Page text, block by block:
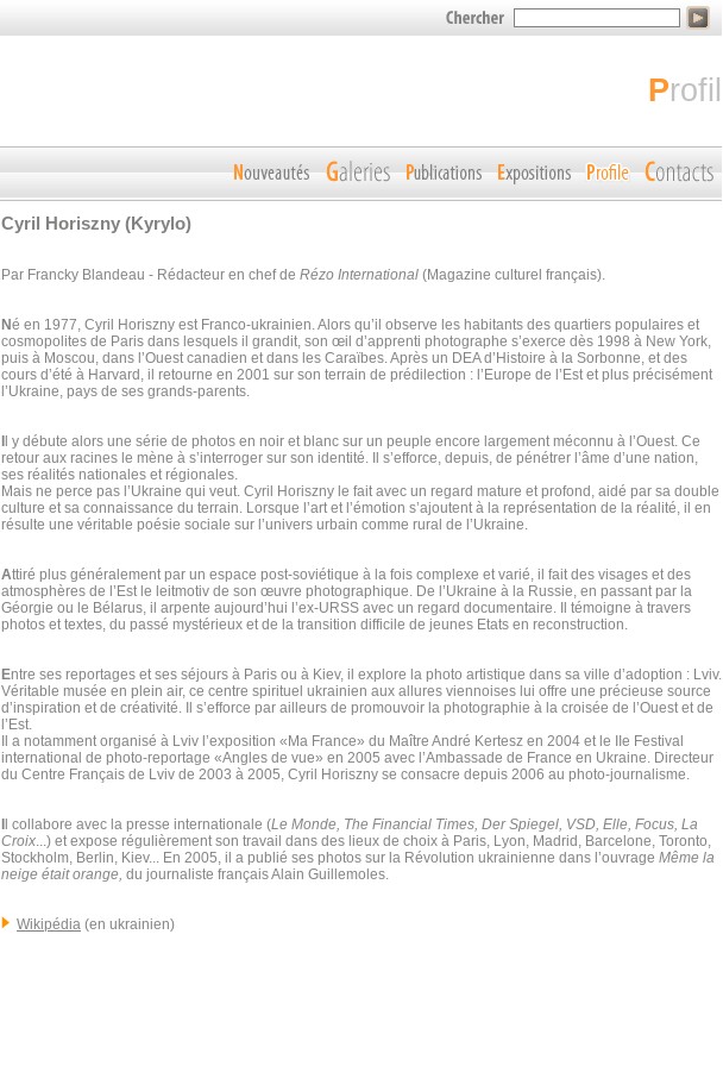
profil
Cyril Horiszny (Kyrylo)
Par Francky Blandeau - Rédacteur en chef de Rézo International (Magazine culturel français).
Né en 1977, Cyril Horiszny est Franco-ukrainien. Alors qu’il observe les habitants des quartiers populaires et
cosmopolites de Paris dans lesquels il grandit, son œil d’apprenti photographe s’exerce dès 1998 à New York,
puis à Moscou, dans l’Ouest canadien et dans les Caraїbes. Après un DEA d’Histoire à la Sorbonne, et des
cours d’été à Harvard, il retourne en 2001 sur son terrain de prédilection : l’Europe de l’Est et plus précisément
l’Ukraine, pays de ses grands-parents.
l y débute alors une série de photos en noir et blanc sur un peuple encore largement méconnu à l’Ouest. Ce
retour aux racines le mène à s’interroger sur son identité. Il s’efforce, depuis, de pénétrer l’âme d’une nation,
ses réalités nationales et régionales.
Mais ne perce pas l’Ukraine qui veut. Cyril Horiszny le fait avec un regard mature et profond, aidé par sa double
culture et sa connaissance du terrain. Lorsque l’art et l’émotion s’ajoutent à la représentation de la réalité, il en
résulte une véritable poésie sociale sur l’univers urbain comme rural de l’Ukraine.
Attiré plus généralement par un espace post-soviétique à la fois complexe et varié, il fait des visages et des
atmosphères de l’Est le leitmotiv de son œuvre photographique. De l’Ukraine à la Russie, en passant par la
Géorgie ou le Bélarus, il arpente aujourd’hui l’ex-URSS avec un regard documentaire. Il témoigne à travers
photos et textes, du passé mystérieux et de la transition difficile de jeunes Etats en reconstruction.
Entre ses reportages et ses séjours à Paris ou à Kiev, il explore la photo artistique dans sa ville d’adoption : Lviv.
Véritable musée en plein air, ce centre spirituel ukrainien aux allures viennoises lui offre une précieuse source
d’inspiration et de créativité. Il s’efforce par ailleurs de promouvoir la photographie à la croisée de l’Ouest et de
l’Est.
Il a notamment organisé à Lviv l’exposition «Ma France» du Maître André Kertesz en 2004 et le IIe Festival
international de photo-reportage «Angles de vue» en 2005 avec l’Ambassade de France en Ukraine. Directeur
du Centre Français de Lviv de 2003 à 2005, Cyril Horiszny se consacre depuis 2006 au photo-journalisme.
l collabore avec la presse internationale (Le Monde, The Financial Times, Der Spiegel, VSD, Elle, Focus, La
Croix...) et expose régulièrement son travail dans des lieux de choix à Paris, Lyon, Madrid, Barcelone, Toronto,
Stockholm, Berlin, Kiev... En 2005, il a publié ses photos sur la Révolution ukrainienne dans l’ouvrage Même la
neige était orange, du journaliste français Alain Guillemoles.
Wikipédia (en ukrainien)